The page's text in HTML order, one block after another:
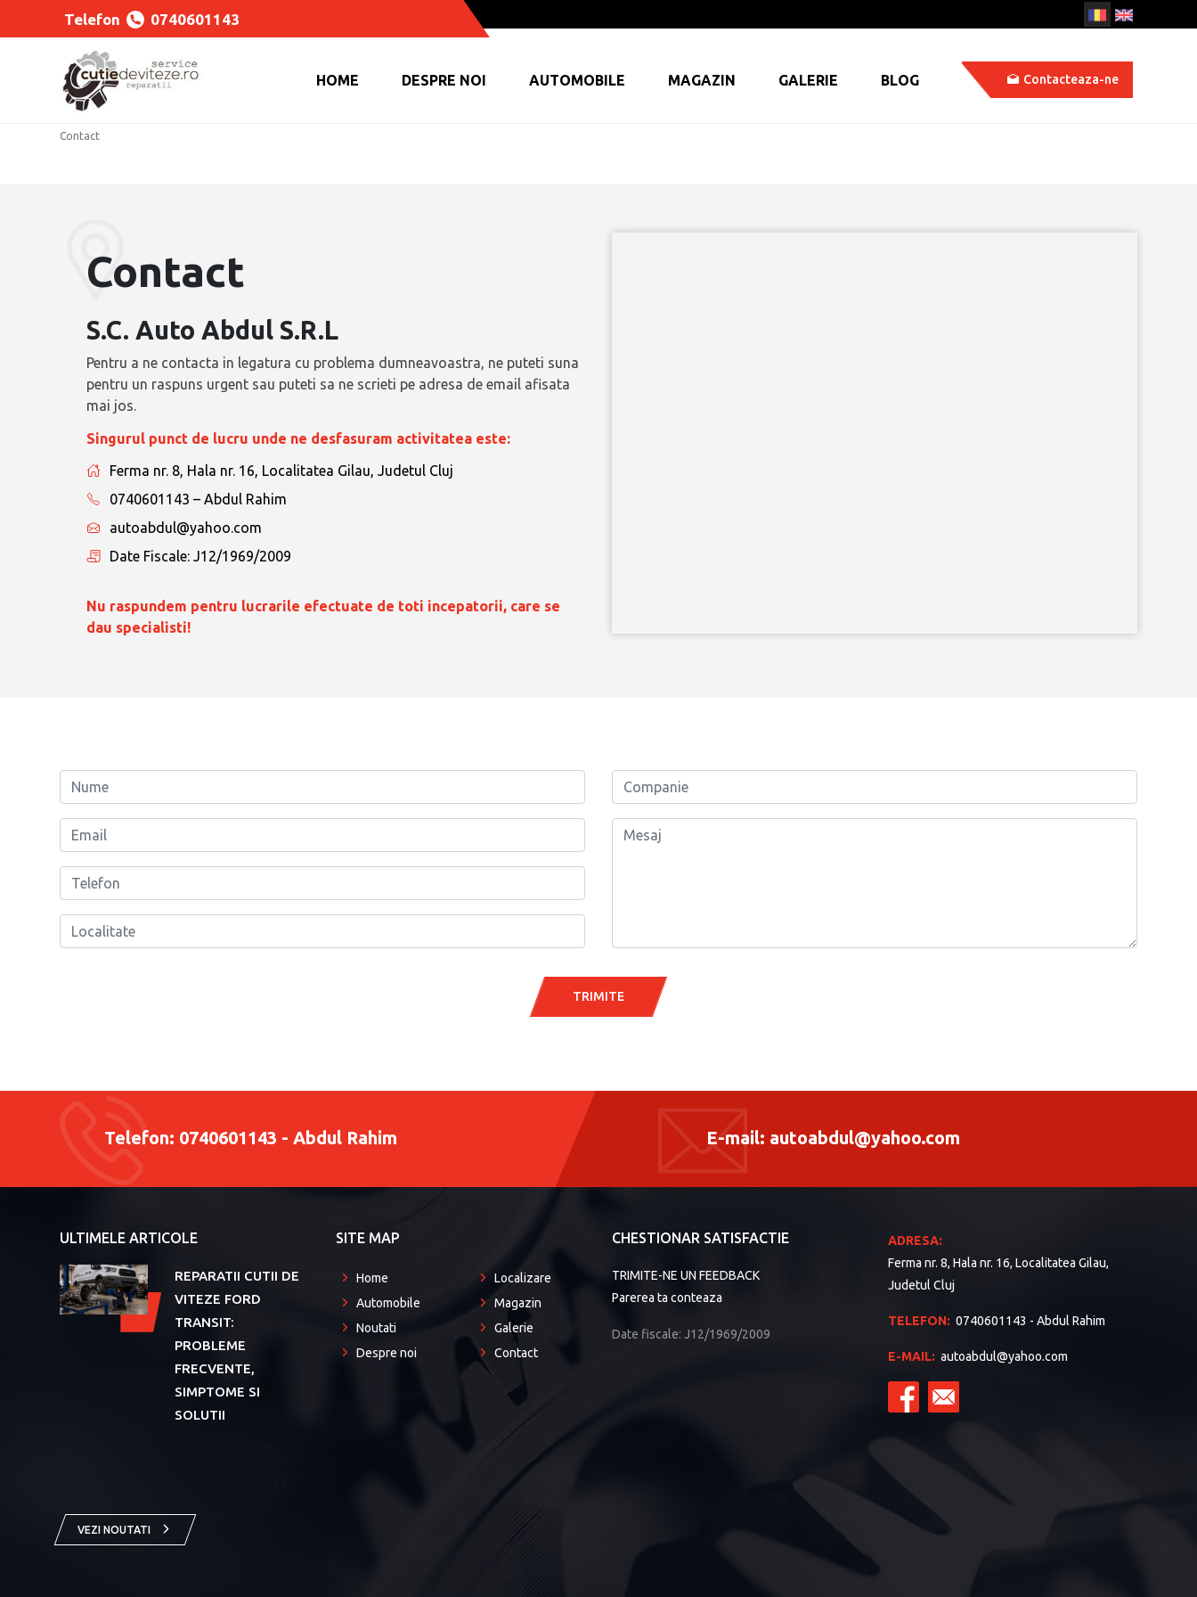
Telefon 0740601143
HOME DESPRE NOI AUTOMOBILE MAGAZIN GALERIE BLOG Contacteaza-ne
Contact
Contact
S.C. Auto Abdul S.R.L
Pentru a ne contacta in legatura cu problema dumneavoastra, ne puteti suna
pentru un raspuns urgent sau puteti sa ne scrieti pe adresa de email afisata
mai jos.
Singurul punct de lucru unde ne desfasuram activitatea este:
Ferma nr. 8, Hala nr. 16, Localitatea Gilau, Judetul Cluj
0740601143 – Abdul Rahim
autoabdul@yahoo.com
Date Fiscale: J12/1969/2009
Nu raspundem pentru lucrarile efectuate de toti incepatorii, care se
dau specialisti!
TRIMITE
ULTIMELE ARTICOLE
Aug
REPARATII CUTII DE
VITEZE FORD
TRANSIT:
PROBLEME
FRECVENTE,
SIMPTOME SI
SOLUTII
VEZI NOUTATI
Telefon: 0740601143 - Abdul Rahim E-mail: autoabdul@yahoo.com
SITE MAP
Home
Automobile
Noutati
Despre noi
Localizare
Magazin
Galerie
Contact
CHESTIONAR SATISFACTIE
TRIMITE-NE UN FEEDBACK
Parerea ta conteaza
Date fiscale: J12/1969/2009
ADRESA:
Ferma nr. 8, Hala nr. 16, Localitatea Gilau,
Judetul Cluj
TELEFON: 0740601143 - Abdul Rahim
E-MAIL: autoabdul@yahoo.com